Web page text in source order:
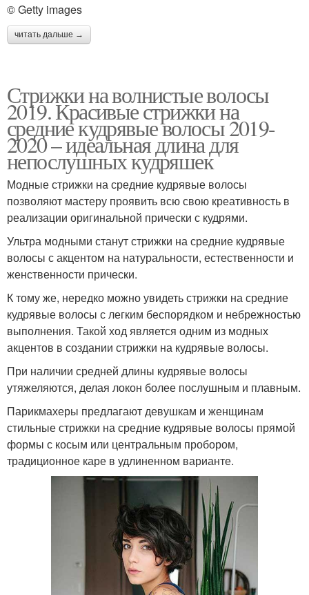
© Getty images
читать дальше →
Стрижки на волнистые волосы
2019. Красивые стрижки на
средние кудрявые волосы 2019-
2020 – идеальная длина для
непослушных кудряшек
Модные стрижки на средние кудрявые волосы
позволяют мастеру проявить всю свою креативность в
реализации оригинальной прически с кудрями.
Ультра модными станут стрижки на средние кудрявые
волосы с акцентом на натуральности, естественности и
женственности прически.
К тому же, нередко можно увидеть стрижки на средние
кудрявые волосы с легким беспорядком и небрежностью
выполнения. Такой ход является одним из модных
акцентов в создании стрижки на кудрявые волосы.
При наличии средней длины кудрявые волосы
утяжеляются, делая локон более послушным и плавным.
Парикмахеры предлагают девушкам и женщинам
стильные стрижки на средние кудрявые волосы прямой
формы с косым или центральным пробором,
традиционное каре в удлиненном варианте.